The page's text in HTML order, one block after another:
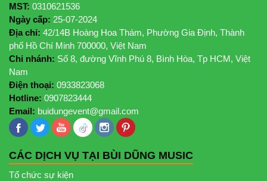
MST: 0310621536
Ngày cấp: 25-07-2024
Địa chỉ: 42/14B Hoàng Hoa Thám, Phường Gia Định, Thành
phố Hồ Chí Minh 700000, Việt Nam
Chi nhánh: Số 8, đường Vĩnh Phú 8, Bình Hòa, Tp HCM, Việt
Nam
Điện thoại: 0933823068
Hotline: 0907823444
Email: buidungevent@gmail.com
CÁC DỊCH VỤ TẠI BÙI DŨNG MUSIC
Tổ chức sự kiện